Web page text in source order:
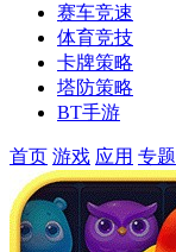
赛车竞速
体育竞技
卡牌策略
塔防策略
BT手游
首页 游戏 应用 专题